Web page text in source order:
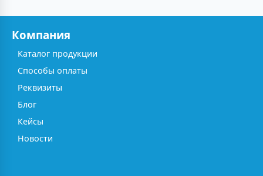
Компания
Каталог продукции
Способы оплаты
Реквизиты
Блог
Кейсы
Новости